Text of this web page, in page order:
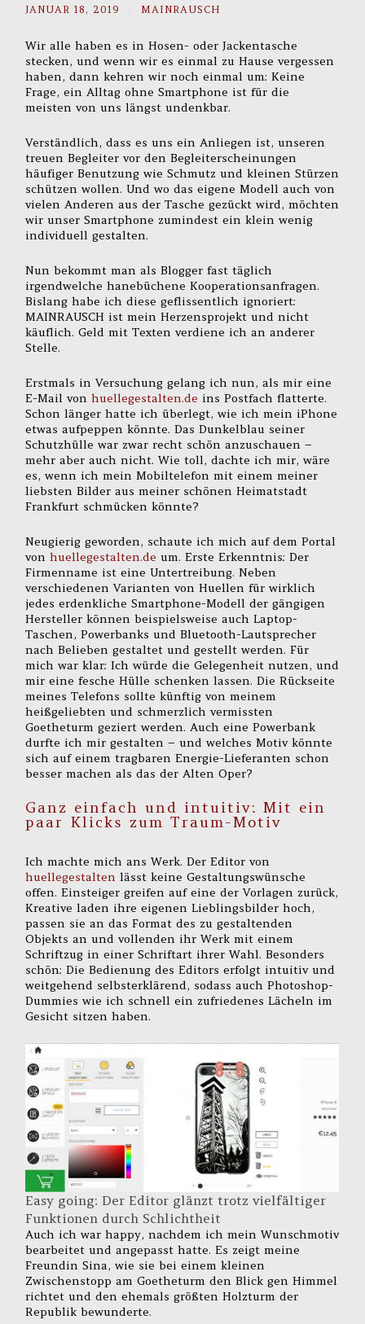
JANUAR 18, 2019 MAINRAUSCH
Wir alle haben es in Hosen- oder Jackentasche
stecken, und wenn wir es einmal zu Hause vergessen
haben, dann kehren wir noch einmal um: Keine
Frage, ein Alltag ohne Smartphone ist für die
meisten von uns längst undenkbar.
Verständlich, dass es uns ein Anliegen ist, unseren
treuen Begleiter vor den Begleiterscheinungen
häufiger Benutzung wie Schmutz und kleinen Stürzen
schützen wollen. Und wo das eigene Modell auch von
vielen Anderen aus der Tasche gezückt wird, möchten
wir unser Smartphone zumindest ein klein wenig
individuell gestalten.
Nun bekommt man als Blogger fast täglich
irgendwelche hanebüchene Kooperationsanfragen.
Bislang habe ich diese geflissentlich ignoriert:
MAINRAUSCH ist mein Herzensprojekt und nicht
käuflich. Geld mit Texten verdiene ich an anderer
Stelle.
Erstmals in Versuchung gelang ich nun, als mir eine
E-Mail vonhuellegestalten.de ins Postfach flatterte.
Schon länger hatte ich überlegt, wie ich mein iPhone
etwas aufpeppen könnte. Das Dunkelblau seiner
Schutzhülle war zwar recht schön anzuschauen –
mehr aber auch nicht. Wie toll, dachte ich mir, wäre
es, wenn ich mein Mobiltelefon mit einem meiner
liebsten Bilder aus meiner schönen Heimatstadt
Frankfurt schmücken könnte?
Neugierig geworden, schaute ich mich auf dem Portal
vonhuellegestalten.de um. Erste Erkenntnis: Der
Firmenname ist eine Untertreibung. Neben
verschiedenen Varianten von Huellen für wirklich
jedes erdenkliche Smartphone-Modell der gängigen
Hersteller können beispielsweise auch Laptop-
Taschen, Powerbanks und Bluetooth-Lautsprecher
nach Belieben gestaltet und gestellt werden. Für
mich war klar: Ich würde die Gelegenheit nutzen, und
mir eine fesche Hülle schenken lassen. Die Rückseite
meines Telefons sollte künftig von meinem
heißgeliebten und schmerzlich vermissten
Goetheturm geziert werden. Auch eine Powerbank
durfte ich mir gestalten – und welches Motiv könnte
sich auf einem tragbaren Energie-Lieferanten schon
besser machen als das der Alten Oper?
Ganz einfach und intuitiv: Mit ein
paar Klicks zum Traum-Motiv
Ich machte mich ans Werk. Der Editor von
huellegestaltenlässt keine Gestaltungswünsche
offen. Einsteiger greifen auf eine der Vorlagen zurück,
Kreative laden ihre eigenen Lieblingsbilder hoch,
passen sie an das Format des zu gestaltenden
Objekts an und vollenden ihr Werk mit einem
Schriftzug in einer Schriftart ihrer Wahl. Besonders
schön: Die Bedienung des Editors erfolgt intuitiv und
weitgehend selbsterklärend, sodass auch Photoshop-
Dummies wie ich schnell ein zufriedenes Lächeln im
Gesicht sitzen haben.
Easy going: Der Editor glänzt trotz vielfältiger
Funktionen durch Schlichtheit
Auch ich war happy, nachdem ich mein Wunschmotiv
bearbeitet und angepasst hatte. Es zeigt meine
Freundin Sina, wie sie bei einem kleinen
Zwischenstopp am Goetheturm den Blick gen Himmel
richtet und den ehemals größten Holzturm der
Republik bewunderte.